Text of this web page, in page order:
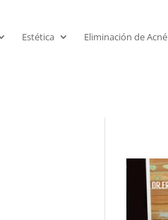
Estética Eliminación de Acné